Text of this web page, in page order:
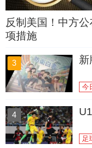
反制美国！中方公
项措施
3
今
4
足